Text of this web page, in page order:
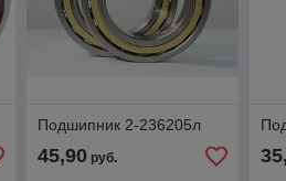
Подшипник 2-236205л
45,90руб.